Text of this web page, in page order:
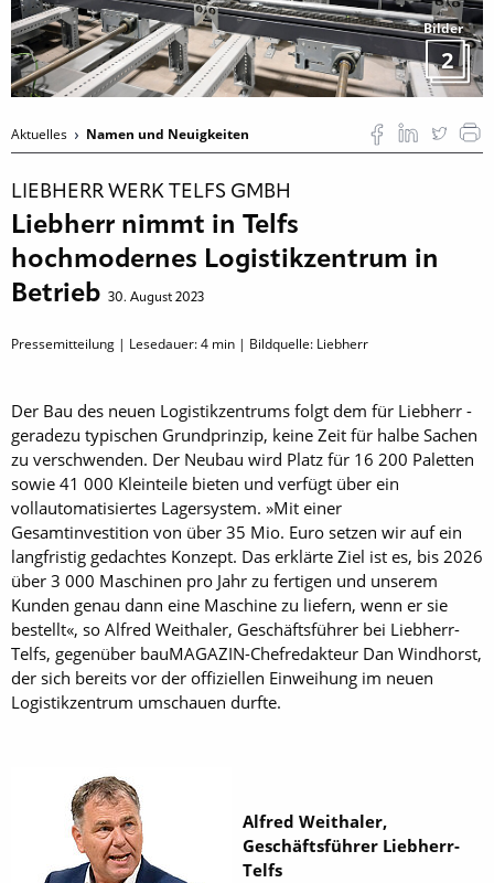
Bilder
2
Aktuelles Namen und Neuigkeiten
LIEBHERR WERK TELFS GMBH
Liebherr nimmt in Telfs
hochmodernes Logistikzentrum in
Betrieb 30. August 2023
Pressemitteilung | Lesedauer:4 min | Bildquelle: Liebherr
Der Bau des neuen Logistikzentrums folgt dem für Liebherr ­
geradezu typischen Grundprinzip, keine Zeit für halbe Sachen
zu verschwenden. Der Neubau wird Platz für 16 200 Paletten
sowie 41 000 Kleinteile bieten und verfügt über ein
vollautomatisiertes Lagersystem. »Mit einer
Gesamtinvestition von über 35 Mio. Euro setzen wir auf ein
langfristig gedachtes Konzept. Das erklärte Ziel ist es, bis 2026
über 3 000 Maschinen pro Jahr zu fertigen und unserem
Kunden genau dann eine Maschine zu liefern, wenn er sie
bestellt«, so Alfred Weithaler, Geschäftsführer bei Liebherr-
Telfs, gegenüber bauMAGAZIN-Chefredakteur Dan Windhorst,
der sich bereits vor der offiziellen Einweihung im neuen
Logistikzentrum umschauen durfte.
Alfred Weithaler,
Geschäftsführer Liebherr-
Telfs